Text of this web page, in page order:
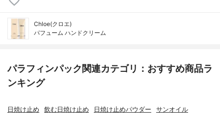
Chloe(クロエ)
パフューム ハンドクリーム
パラフィンパック関連カテゴリ：おすすめ商品ラ
ンキング
日焼け止め 飲む日焼け止め 日焼け止めパウダー サンオイル